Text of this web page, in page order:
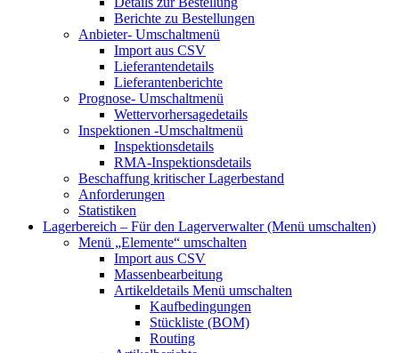
Berichte zu Bestellungen
Anbieter- Umschaltmenü
Import aus CSV
Lieferantendetails
Lieferantenberichte
Prognose- Umschaltmenü
Wettervorhersagedetails
Inspektionen -Umschaltmenü
Inspektionsdetails
RMA-Inspektionsdetails
Beschaffung kritischer Lagerbestand
Anforderungen
Statistiken
Lagerbereich – Für den Lagerverwalter(Menü umschalten)
Menü „Elemente“ umschalten
Import aus CSV
Massenbearbeitung
Artikeldetails Menü umschalten
Kaufbedingungen
Stückliste (BOM)
Routing